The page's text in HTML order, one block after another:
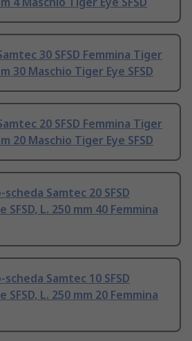
30 SFSD Femmina Tiger
30 Maschio Tiger Eye SFSD
20 SFSD Femmina Tiger
20 Maschio Tiger Eye SFSD
Samtec 20 SFSD
SFSD, L. 250 mm 40 Femmina
Samtec 10 SFSD
SFSD, L. 250 mm 20 Femmina